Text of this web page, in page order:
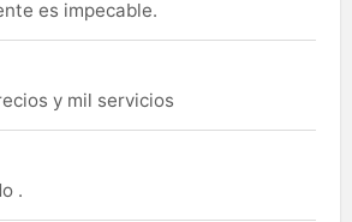
es impecable.
y mil servicios
.